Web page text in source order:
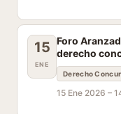
15
ENE
Foro
derecho
Derecho
15 Ene 2026 –